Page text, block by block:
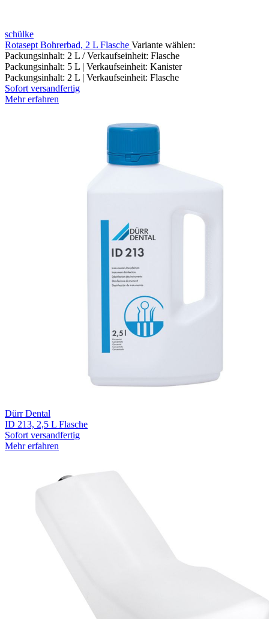
schülke
Rotasept Bohrerbad, 2 L Flasche Variante wählen:
Packungsinhalt: 2 L / Verkaufseinheit: Flasche
Packungsinhalt: 5 L | Verkaufseinheit: Kanister
Packungsinhalt: 2 L | Verkaufseinheit: Flasche
Sofort versandfertig
Mehr erfahren
Dürr Dental
ID 213, 2,5 L Flasche
Sofort versandfertig
Mehr erfahren